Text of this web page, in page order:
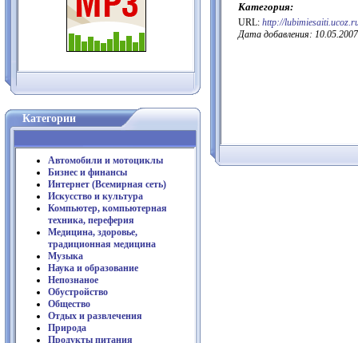
Категории
Автомобили и мотоциклы
Бизнес и финансы
Интернет (Всемирная сеть)
Искусство и культура
Компьютер, компьютерная
техника, переферия
Медицина, здоровье,
традиционная медицина
Музыка
Наука и образование
Непознаное
Обустройство
Общество
Отдых и развлечения
Природа
Продукты питания
Категория:
URL: http://
Дата добавления: